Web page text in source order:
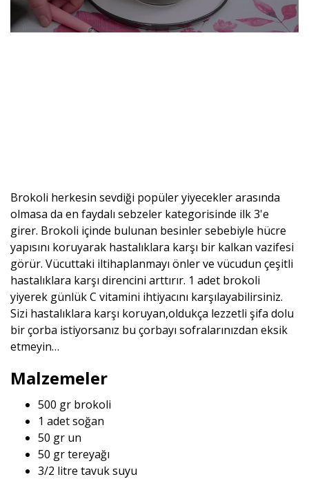
Brokoli herkesin sevdiği popüler yiyecekler arasında
olmasa da en faydalı sebzeler kategorisinde ilk 3'e
girer. Brokoli içinde bulunan besinler sebebiyle hücre
yapısını koruyarak hastalıklara karşı bir kalkan vazifesi
görür. Vücuttaki iltihaplanmayı önler ve vücudun çeşitli
hastalıklara karşı direncini arttırır. 1 adet brokoli
yiyerek günlük C vitamini ihtiyacını karşılayabilirsiniz.
Sizi hastalıklara karşı koruyan,oldukça lezzetli şifa dolu
bir çorba istiyorsanız bu çorbayı sofralarınızdan eksik
etmeyin…
Malzemeler
500 gr brokoli
1 adet soğan
50 gr un
50 gr tereyağı
3/2 litre tavuk suyu